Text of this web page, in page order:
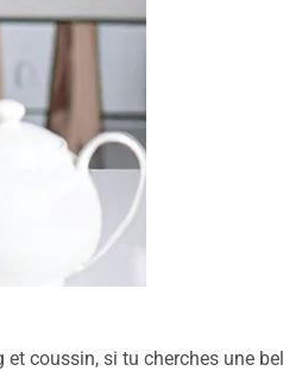
coussin, si tu cherches une